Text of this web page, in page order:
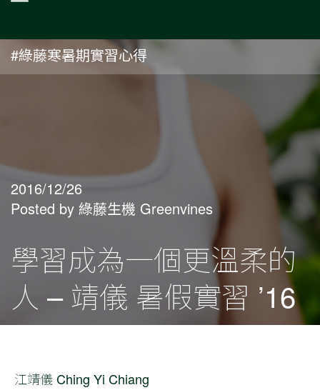
2016/12/26
Posted by 綠藤生機 Greenvines
#綠藤寒暑期實習心得
學習成為一個更溫柔的
人 – 靖儀 暑假實習 ’16
江靖儀 Ching Yi Chiang